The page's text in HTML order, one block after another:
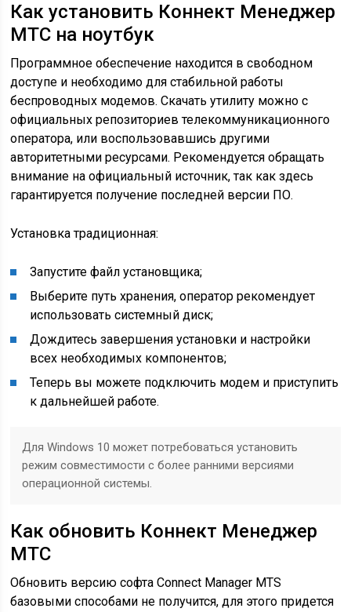
Как установить Коннект Менеджер
МТС на ноутбук
Программное обеспечение находится в свободном
доступе и необходимо для стабильной работы
беспроводных модемов. Скачать утилиту можно с
официальных репозиториев телекоммуникационного
оператора, или воспользовавшись другими
авторитетными ресурсами. Рекомендуется обращать
внимание на официальный источник, так как здесь
гарантируется получение последней версии ПО.
Установка традиционная:
Запустите файл установщика;
Выберите путь хранения, оператор рекомендует
использовать системный диск;
Дождитесь завершения установки и настройки
всех необходимых компонентов;
Теперь вы можете подключить модем и приступить
к дальнейшей работе.
Для Windows 10 может потребоваться установить
режим совместимости с более ранними версиями
операционной системы.
Как обновить Коннект Менеджер
МТС
Обновить версию софта Connect Manager MTS
базовыми способами не получится, для этого придется